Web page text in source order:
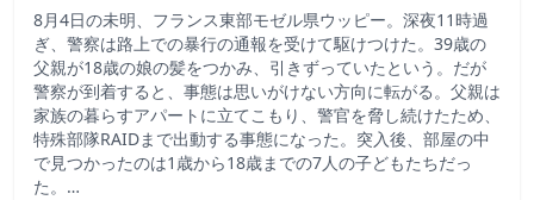
8月4日の未明、フランス東部モゼル県ウッピー。深夜11時過
ぎ、警察は路上での暴行の通報を受けて駆けつけた。39歳の
父親が18歳の娘の髪をつかみ、引きずっていたという。だが
警察が到着すると、事態は思いがけない方向に転がる。父親は
家族の暮らすアパートに立てこもり、警官を脅し続けたため、
特殊部隊RAIDまで出動する事態になった。突入後、部屋の中
で見つかったのは1歳から18歳までの7人の子どもたちだっ
た。…